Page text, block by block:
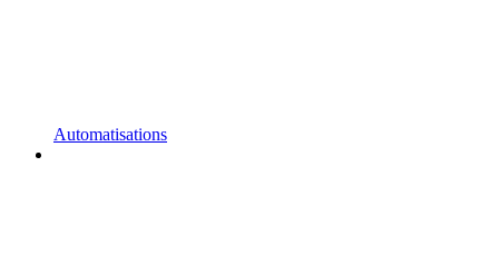
Automatisations